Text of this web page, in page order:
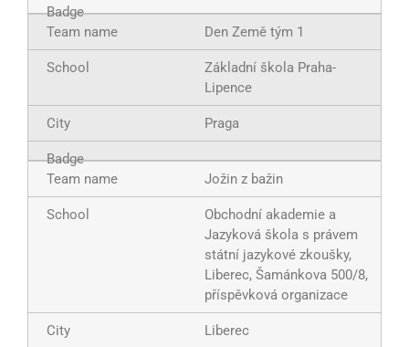
Den Země tým 1
Základní škola Praha-
Lipence
Praga
Jožin z bažin
Obchodní akademie a
Jazyková škola s právem
státní jazykové zkoušky,
Liberec, Šamánkova 500/8,
příspěvková organizace
Liberec